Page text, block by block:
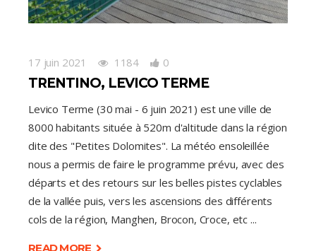
17 juin 2021 1184 0
TRENTINO, LEVICO TERME
Levico Terme (30 mai - 6 juin 2021) est une ville de
8000 habitants située à 520m d'altitude dans la région
dite des "Petites Dolomites". La météo ensoleillée
nous a permis de faire le programme prévu, avec des
départs et des retours sur les belles pistes cyclables
de la vallée puis, vers les ascensions des différents
cols de la région, Manghen, Brocon, Croce, etc
READ MORE